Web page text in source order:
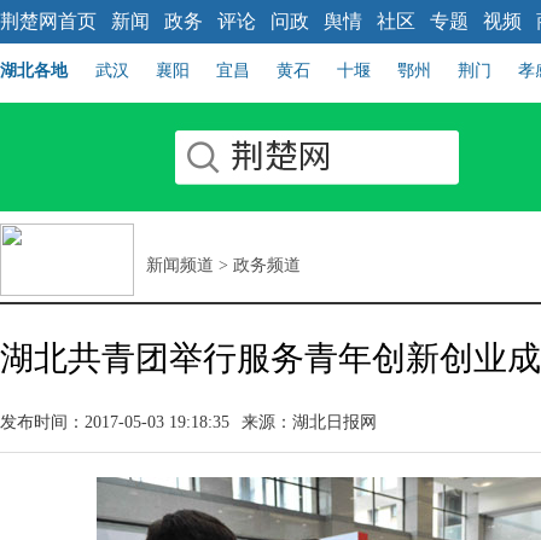
荆楚网首页 新闻 政务 评论 问政 舆情 社区 专题 视频
湖北各地 武汉 襄阳 宜昌 黄石 十堰 鄂州 荆门 孝
新闻频道 > 政务频道
湖北共青团举行服务青年创新创业
发布时间：2017-05-03 19:18:35 来源：湖北日报网